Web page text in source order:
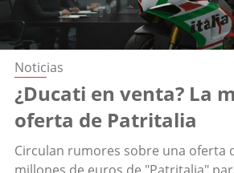
Noticias
¿Ducati en venta? La
oferta de Patritalia
Circulan rumores sobre una oferta